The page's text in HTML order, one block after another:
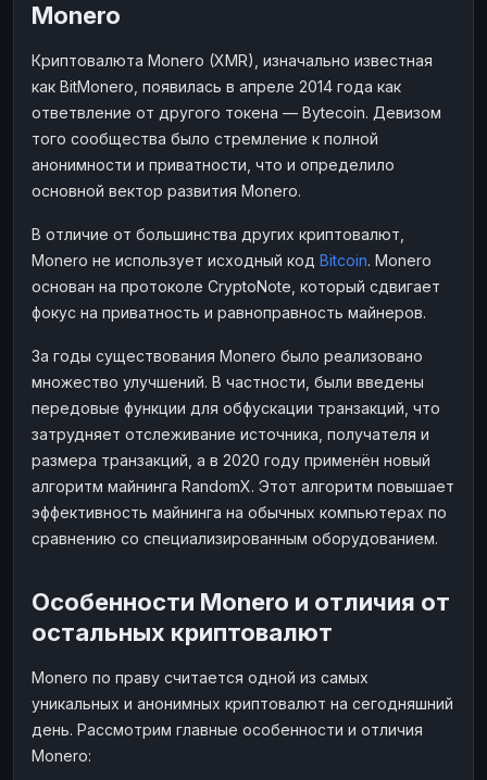
Binance
ИНТЕРНЕТ БАНКИНГ
СБЕР RUB
Райффайзен RUB
ВТБ RUB
Т-Банк RUB
СБЕР
Альфа-Банк
Райффайзен
ВТБ
Т-Банк
ДЕНЕЖНЫЕ ПЕРЕВОДЫ
ЗК
НАЛИЧНЫЕ ДЕНЬГИ
Наличные RUB
Наличные USD
KZT
Наличные RUB
Наличные
Наличные
Monero
Криптовалюта Monero (XMR), изначально известная
как BitMonero, появилась в апреле 2014 года как
ответвление от другого токена — Bytecoin. Девизом
того сообщества было стремление к полной
анонимности и приватности, что и определило
основной вектор развития Monero.
В отличие от большинства других криптовалют,
Monero не использует исходный код Bitcoin. Monero
основан на протоколе CryptoNote, который сдвигает
фокус на приватность и равноправность майнеров.
За годы существования Monero было реализовано
множество улучшений. В частности, были введены
передовые функции для обфускации транзакций, что
затрудняет отслеживание источника, получателя и
размера транзакций, а в 2020 году применён новый
алгоритм майнинга RandomX. Этот алгоритм повышает
эффективность майнинга на обычных компьютерах по
сравнению со специализированным оборудованием.
Особенности Monero и отличия от
остальных криптовалют
Monero по праву считается одной из самых
уникальных и анонимных криптовалют на сегодняшний
день. Рассмотрим главные особенности и отличия
Monero: